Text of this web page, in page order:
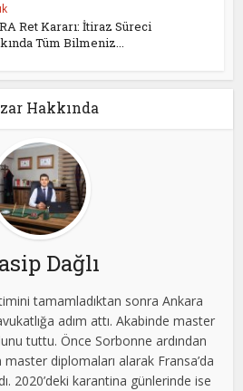
Ret Kararı: İtiraz Süreci
Tüm Bilmeniz...
Hakkında
Dağlı
tamamladıktan sonra Ankara
adım attı. Akabinde master
tuttu. Önce Sorbonne ardından
master diplomaları alarak Fransa’da
2020’deki karantina günlerinde ise